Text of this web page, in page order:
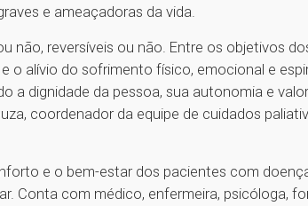
e ameaçadoras da vida.
não, reversíveis ou não. Entre os objetivos
o alívio do sofrimento físico, emocional e
a dignidade da pessoa, sua autonomia e
coordenador da equipe de cuidados
e o bem-estar dos pacientes com
Conta com médico, enfermeira, psicóloga,